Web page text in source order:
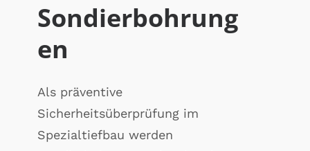
Sondierbohrung
en
Als präventive
Sicherheitsüberprüfung im
Spezialtiefbau werden